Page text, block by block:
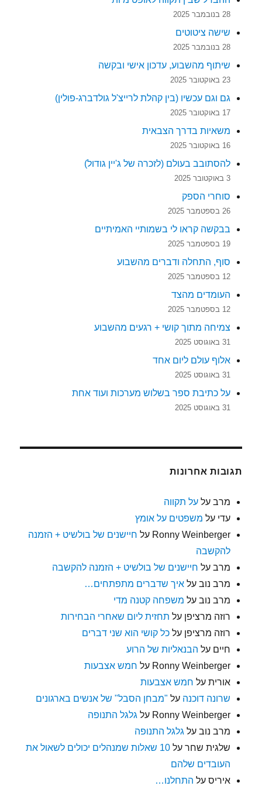
28 בנובמבר 2025
שישה ציטוטים
28 בנובמבר 2025
שיתוף מהשבוע, עדכון אישי ובקשה
23 באוקטובר 2025
גם וגם עכשיו (בין קהלת לרייצ'ל גולדברג-פולין)
17 באוקטובר 2025
משאיות בדרך הצבאית
16 באוקטובר 2025
להסתובב בעולם (לזכרה של ג'יין גודול)
3 באוקטובר 2025
סוחרי הספק
26 בספטמבר 2025
בבקשה קראו לי בשמותיי האמיתיים
19 בספטמבר 2025
סוף, התחלה ודברים מהשבוע
12 בספטמבר 2025
העומדים מהצד
12 בספטמבר 2025
צמיחה מתוך קושי + רגעים מהשבוע
31 באוגוסט 2025
אלוף עולם ליום אחד
31 באוגוסט 2025
על כתיבת ספר בשלוש מערכות ועוד אחת
31 באוגוסט 2025
תגובות אחרונות
מרב עלעל תקווה
עדי על משפטים על אומץ
Ronny Weinberger על חיישנים של בולשיט + הזמנה
להקשבה
מרב על חיישנים של בולשיט + הזמנה להקשבה
מרב נוב עלאיך שדברים מתפתחים…
מרב נוב על משפחה קטנה מדי
רוזה מרציפן על תחזית ליום שאחרי הבחירות
רוזה מרציפן עלכל קושי הוא שני דברים
חיים על הבנאליות של הרוע
Ronny Weinberger על חמש אצבעות
אורית על חמש אצבעות
שרונה דוכנה על "מבחן הסבל" של אנשים בארגונים
Ronny Weinberger על גלגל התנופה
מרב נוב על גלגל התנופה
שלגית שחר על
10 שאלות שמנהלים יכולים לשאול את
העובדים שלהם
איריס על התחלנו…